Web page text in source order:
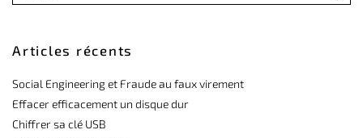
Articles récents
Social Engineering et Fraude au faux virement
Effacer efficacement un disque dur
Chiffrer sa clé USB